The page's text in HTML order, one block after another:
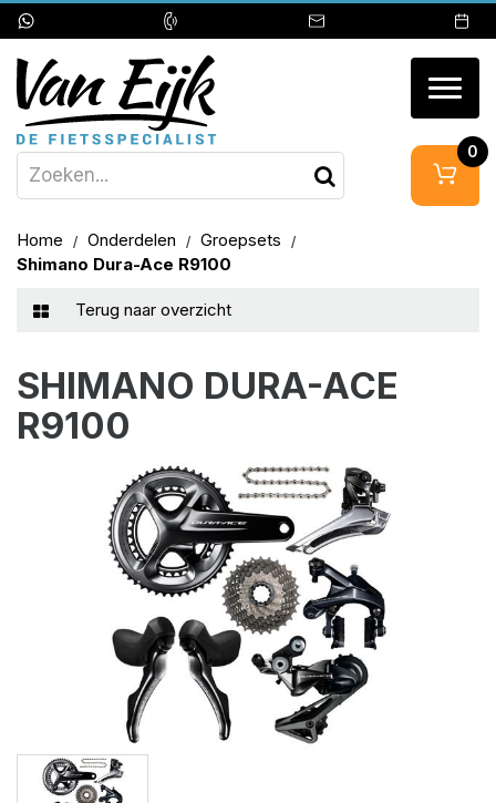
0
Home Onderdelen
Groepsets
Shimano Dura-Ace R9100
Terug naar overzicht
SHIMANO DURA-ACE
R9100